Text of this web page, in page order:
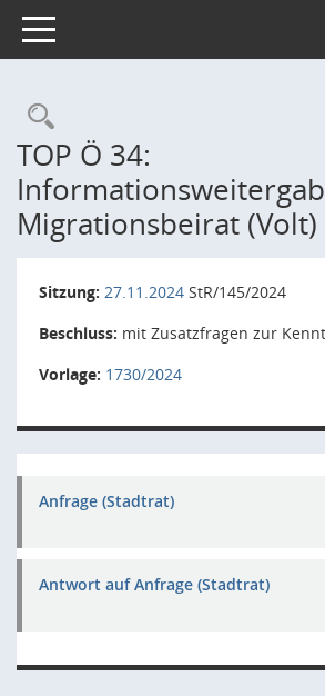
Toggle navigation
Rechercheauswahl
TOP Ö 34:
Migrationsbeirat (Volt)
Sitzung: 27.11.2024 StR/145/2024
Beschluss: mit Zusatzfragen zur
Vorlage: 1730/2024
Anfrage (Stadtrat)
Antwort auf Anfrage (Stadtrat)